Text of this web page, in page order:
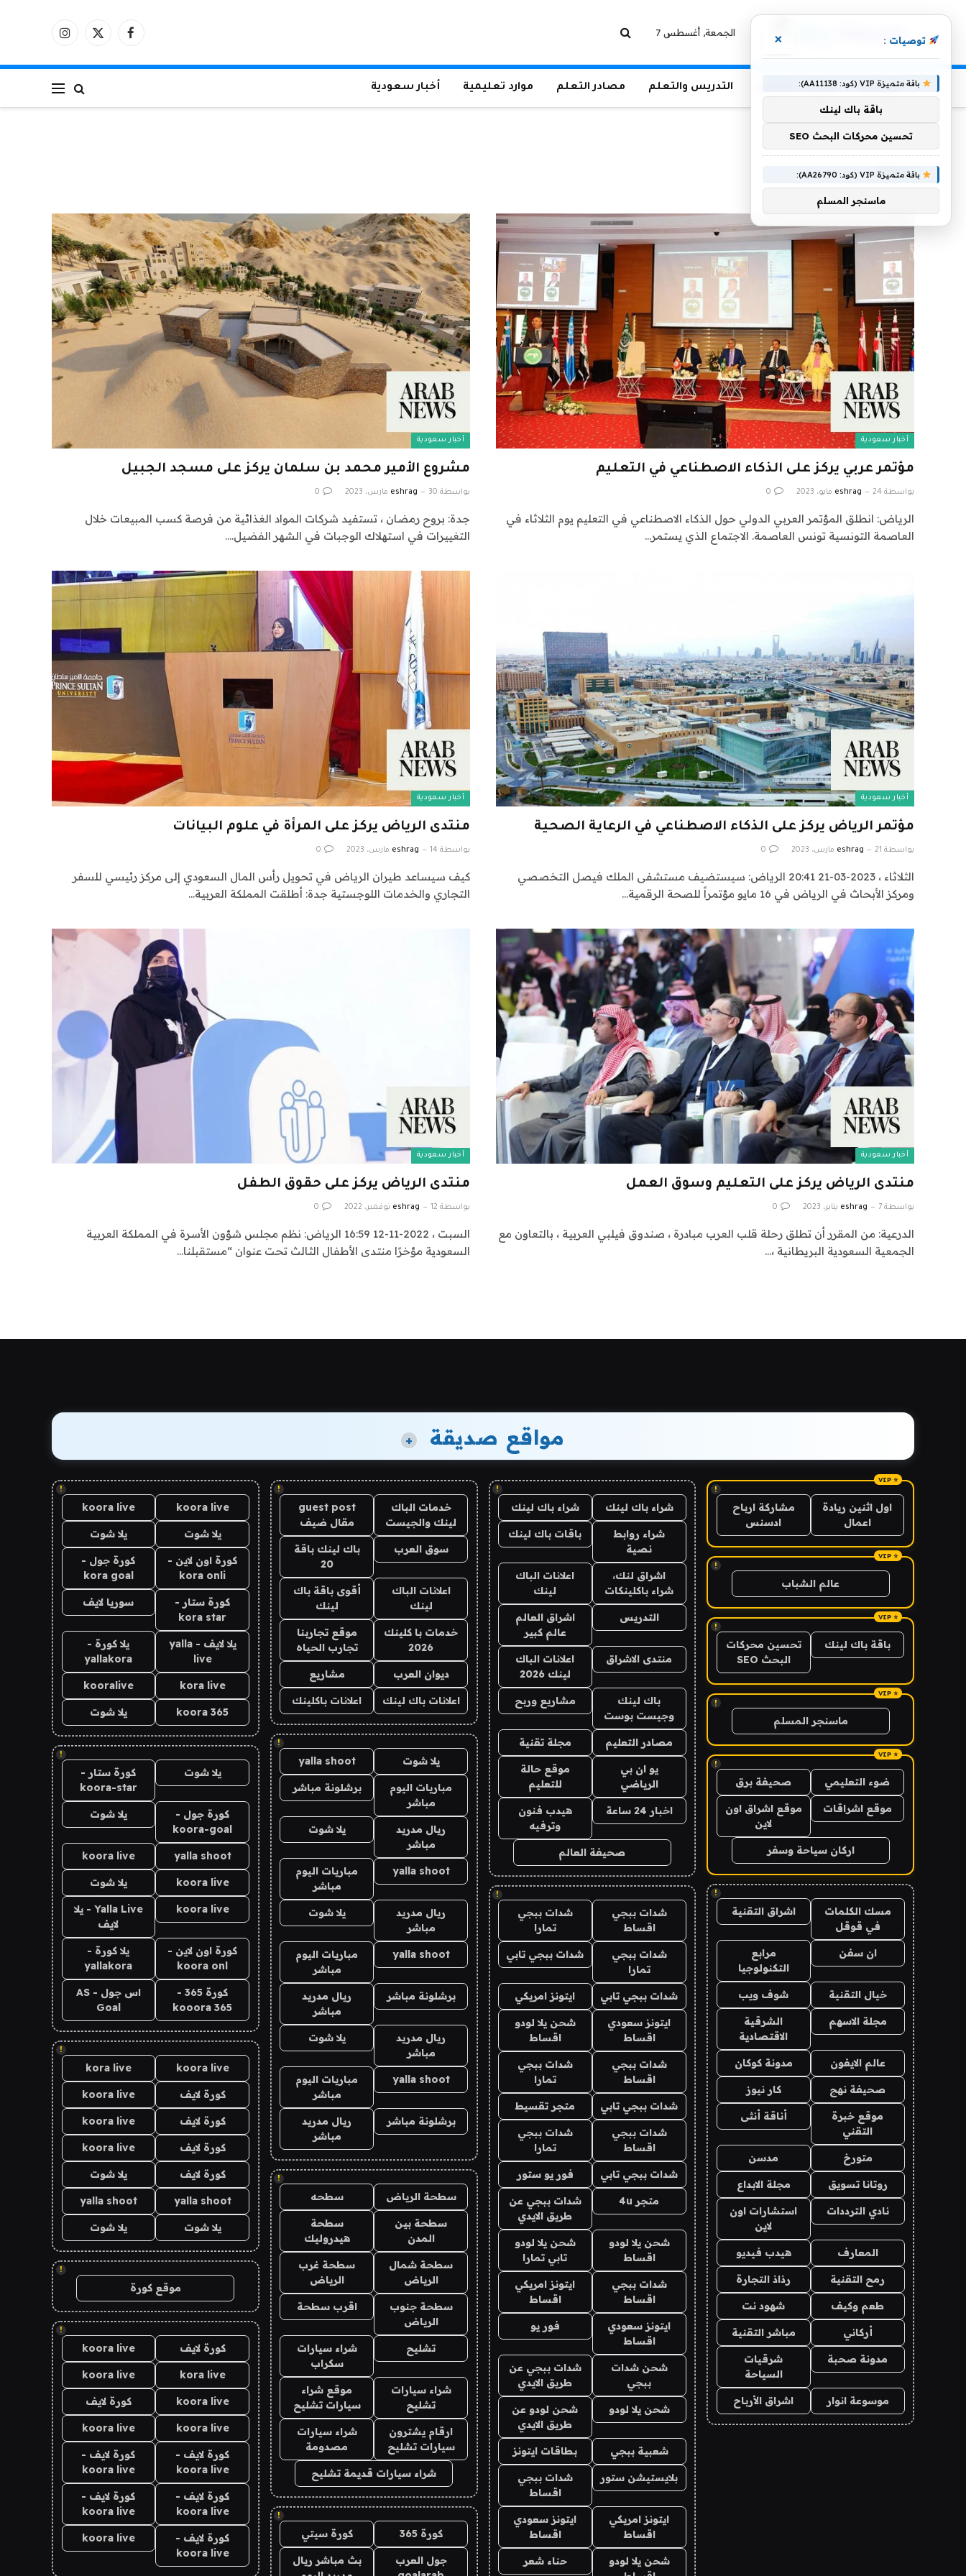
الجمعة, أغسطس 7 فيسبوكX
الانستغرام
الرئيسية منوعات التعليم التدريس والتعلم مصادر التعلم موارد تعليمية أخبار سعودية
يركز
أخبار سعودية
مؤتمر عربي يركز على الذكاء الاصطناعي في التعليم
بواسطة eshrag 24 مايو، 2023 0
الرياض: انطلق المؤتمر العربي الدولي حول الذكاء الاصطناعي في التعليم يوم الثلاثاء في
العاصمة التونسية تونس العاصمة. الاجتماع الذي يستمر…
أخبار سعودية
مشروع الأمير محمد بن سلمان يركز على مسجد الجبيل
بواسطة eshrag 30 مارس، 2023 0
جدة: بروح رمضان ، تستفيد شركات المواد الغذائية من فرصة كسب المبيعات خلال
التغييرات في استهلاك الوجبات في الشهر الفضيل.…
أخبار سعودية
مؤتمر الرياض يركز على الذكاء الاصطناعي في الرعاية الصحية
بواسطة eshrag 21 مارس، 2023 0
الثلاثاء ، 2023-03-21 20:41 الرياض: سيستضيف مستشفى الملك فيصل التخصصي
ومركز الأبحاث في الرياض في 16 مايو مؤتمراً للصحة الرقمية…
أخبار سعودية
منتدى الرياض يركز على المرأة في علوم البيانات
بواسطة eshrag 14 مارس، 2023 0
كيف سيساعد طيران الرياض في تحويل رأس المال السعودي إلى مركز رئيسي للسفر
التجاري والخدمات اللوجستية جدة: أطلقت المملكة العربية…
أخبار سعودية
منتدى الرياض يركز على التعليم وسوق العمل
بواسطة eshrag 7 يناير، 2023 0
الدرعية: من المقرر أن تطلق رحلة قلب العرب مبادرة ، صندوق فيلبي العربية ، بالتعاون مع
الجمعية السعودية البريطانية ،…
أخبار سعودية
منتدى الرياض يركز على حقوق الطفل
بواسطة eshrag 12 نوفمبر، 2022 0
السبت ، 2022-11-12 16:59 الرياض: نظم مجلس شؤون الأسرة في المملكة العربية
السعودية مؤخرًا منتدى الأطفال الثالث تحت عنوان “مستقبلنا…
مواقع صديقة +
!
اول اثنين ريادة
اعمال
مشاركة ارباح
ادسنس
!
عالم الشباب
!
باقة باك لينك
تحسين محركات
البحث SEO
!
ماسنجر المسلم
!
ضوء التعليمي صحيفة برق
موقع اشراقات
موقع اشراق اون
لاين
اركان سياحة وسفر
!
مسك الكلمات
في قوقل
اشراق التقنية
ان سفن
مرابع
التكنولوجيا
خيال التقنية شوف ويب
مجلة الاسهم
الشرقية
الاقتصادية
عالم الايفون مدونة كوكان
صحيفة نهج كار نيوز
موقع خبرة
التقني
أناقة أنثى
متورخ مدسن
روتانا تسويق مجلة الابداع
نادي الترددات
استشارات اون
لاين
المعارف هيدب فيديو
رمح التقنية رذاذ التجارة
طعم وكيف شهود نت
أركاني مباشر التقنية
مدونة صحبة
شرقيات
السياحة
موسوعة انوار اشراق الأرباح
!
شراء باك لينك شراء باك لينك
شراء روابط
نصية
باقات باك لينك
اشراق لنك،
شراء باكلينكات
اعلانات الباك
لينك
التدريس
اشراق العالم
عالم كبير
منتدى الاشراق
اعلانات الباك
لينك 2026
باك لينك
وجيست بوست
مشاريع وربح
مصادر التعليم مجلة تقنية
يو ان بي
الرياضي
موقع حالة
للتعليم
اخبار 24 ساعة
هيدب فنون
وترفيه
صحيفة العالم
!
شدات ببجي
اقساط
شدات ببجي
تمارا
شدات ببجي
تمارا
شدات ببجي تابي
شدات ببجي تابي ايتونز امريكي
ايتونز سعودي
اقساط
شحن يلا لودو
اقساط
شدات ببجي
اقساط
شدات ببجي
تمارا
شدات ببجي تابي متجر تقسيط
شدات ببجي
اقساط
شدات ببجي
تمارا
شدات ببجي تابي فور يو ستور
متجر 4u
شدات ببجي عن
طريق الايدي
شحن يلا لودو
اقساط
شحن يلا لودو
تابي تمارا
شدات ببجي
اقساط
ايتونز امريكي
اقساط
ايتونز سعودي
اقساط
فور يو
شحن شدات
ببجي
شدات ببجي عن
طريق الايدي
شحن يلا لودو
شحن لودو عن
طريق الايدي
شعبية ببجي بطاقات ايتونز
بلايستيشن ستور
شدات ببجي
اقساط
ايتونز امريكي
اقساط
ايتونز سعودي
اقساط
شحن يلا لودو
حناء شعر
!
خدمات الباك
لينك والجيست
guest post
مقال ضيف
سوق العرب
باك لينك باقة
20
اعلانات الباك
لينك
أقوى باقة باك
لينك
خدمات با كلينك
2026
موقع تجاربنا
تجارب الحياه
ديوان العرب مشاريع
اعلانات باك لينك اعلانات باكلينك
!
يلا شوت yalla shoot
مباريات اليوم
مباشر
برشلونة مباشر
ريال مدريد
مباشر
يلا شوت
yalla shoot
مباريات اليوم
مباشر
ريال مدريد
مباشر
يلا شوت
yalla shoot
مباريات اليوم
مباشر
برشلونة مباشر
ريال مدريد
مباشر
ريال مدريد
مباشر
يلا شوت
yalla shoot
مباريات اليوم
مباشر
برشلونة مباشر
ريال مدريد
مباشر
!
سطحة الرياض سطحه
سطحة بين
المدن
سطحة
هيدروليك
سطحة شمال
الرياض
سطحة غرب
الرياض
سطحة جنوب
الرياض
اقرب سطحة
تشليح
شراء سيارات
سكراب
شراء سيارات
تشليح
موقع شراء
سيارات تشليح
ارقام يشترون
سيارات تشليح
شراء سيارات
مصدومة
شراء سيارات قديمة تشليح
!
كورة 365 كورة سيتي
جول العرب
بث مباشر ريال
!
koora live
koora live
يلا شوت يلا شوت
كورة اون لاين -
kora onli
كورة جول -
kora goal
كورة ستار -
kora star
سوريا لايف
يلا لايف - yalla
live
يلا كورة -
yallakora
kora live
kooralive
koora 365 يلا شوت
!
يلا شوت
كورة ستار -
koora-star
كورة جول -
koora-goal
يلا شوت
yalla shoot
koora live
koora live يلا شوت
koora live
Yalla Live - يلا
لايف
كورة اون لاين -
koora onl
يلا كورة -
yallakora
كورة 365 -
kooora 365
اس جول - AS
Goal
!
koora live
kora live
كورة لايف koora live
كورة لايف koora live
كورة لايف koora live
كورة لايف يلا شوت
yalla shoot
yalla shoot
يلا شوت يلا شوت
!
موقع كورة
!
كورة لايف koora live
kora live
koora live
koora live كورة لايف
koora live
koora live
كورة لايف -
koora live
كورة لايف -
koora live
كورة لايف -
koora live
كورة لايف -
koora live
كورة لايف -
koora live
koora live
توصيات : ×
باقة متميزة VIP (كود: AA11138):
باقة باك لينك
تحسين محركات البحث SEO
باقة متميزة VIP (كود: AA26790):
ماسنجر المسلم